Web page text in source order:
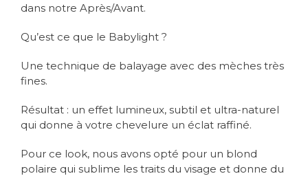
dans notre Après/Avant.
Qu’est ce que le Babylight ?
Une technique de balayage avec des mèches très
fines.
Résultat : un effet lumineux, subtil et ultra-naturel
qui donne à votre chevelure un éclat raffiné.
Pour ce look, nous avons opté pour un blond
polaire qui sublime les traits du visage et donne du